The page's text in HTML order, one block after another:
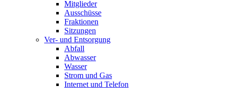
Mitglieder
Ausschüsse
Fraktionen
Sitzungen
Ver- und Entsorgung
Abfall
Abwasser
Wasser
Strom und Gas
Internet und Telefon